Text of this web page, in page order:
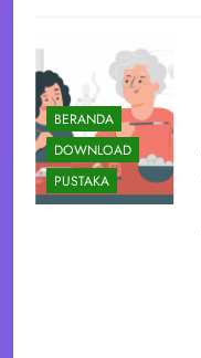
BERANDA
DOWNLOAD
PUSTAKA